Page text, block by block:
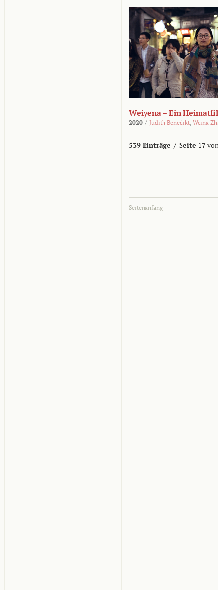
Weiyena – Ein
2020 / Judith Benedikt, Weina
539 Einträge / Seite 17
Seitenanfang